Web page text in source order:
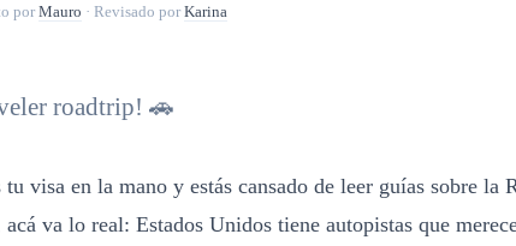
porMauro · Revisado por Karina
roadtrip! 🚗
tu visa en la mano y estás cansado de leer guías sobre la
acá va lo real: Estados Unidos tiene autopistas que